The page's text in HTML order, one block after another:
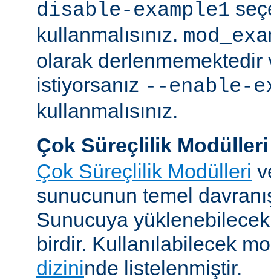
disable-example1
kullanmalısınız.
olarak derlenmemektedir
istiyorsanız --enable-
kullanmalısınız.
Çok Süreçlilik Modülleri
Çok Süreçlilik Modülleri
sunucunun temel
Sunucuya yüklenebilecek
birdir. Kullanılabilecek
dizininde listelenmiştir.